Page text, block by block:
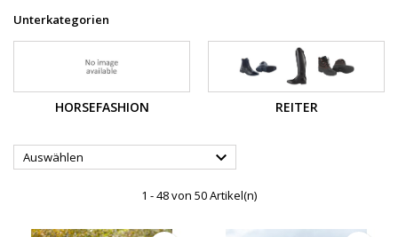
Unterkategorien
HORSEFASHION REITER
Auswählen 
1 - 48 von 50 Artikel(n)